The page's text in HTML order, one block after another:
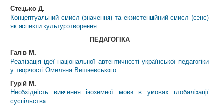
Стецько Д.
Концептуальний смисл (значення) та екзистенційний смисл (сенс)
як аспекти культуротворення
ПЕДАГОГІКА
Галів М.
Реалізація ідеї національної автентичності української педагогіки
у творчості Омеляна Вишневського
Гурій М.
Необхідність вивчення іноземної мови в умовах глобалізації
суспільства